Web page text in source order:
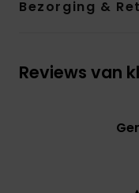
Bezorging &
Reviews van